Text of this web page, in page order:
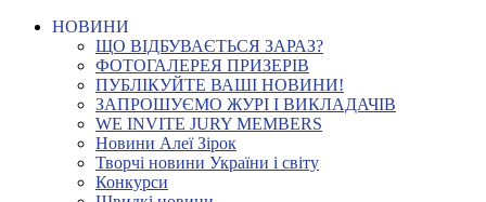
НОВИНИ
ЩО ВІДБУВАЄТЬСЯ ЗАРАЗ?
ФОТОГАЛЕРЕЯ ПРИЗЕРІВ
ПУБЛІКУЙТЕ ВАШІ НОВИНИ!
ЗАПРОШУЄМО ЖУРІ І ВИКЛАДАЧІВ
WE INVITE JURY MEMBERS
Новини Алеї Зірок
Творчі новини України і світу
Конкурси